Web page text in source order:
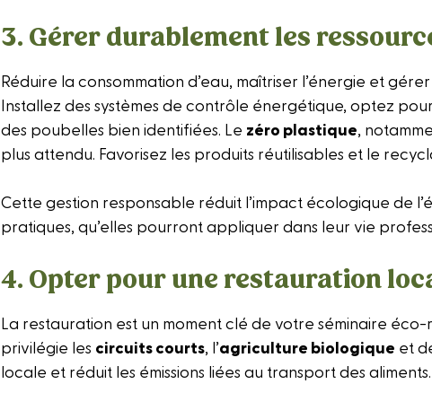
3. Gérer durablement les
Réduire la consommation d’eau, maîtriser l’énergie et
Installez des systèmes de contrôle énergétique, optez
des poubelles bien identifiées. Le zéro plastique,
plus attendu. Favorisez les produits réutilisables et le
Cette gestion responsable réduit l’impact écologique de
pratiques, qu’elles pourront appliquer dans leur vie
4. Opter pour une restauration
La restauration est un moment clé de votre séminaire
privilégie les circuits courts, l’agriculture biologique et
locale et réduit les émissions liées au transport des aliments.